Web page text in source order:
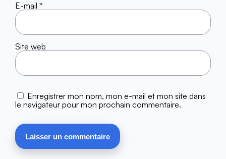
E-mail *
Site web
Enregistrer mon nom, mon e-mail et mon site dans
le navigateur pour mon prochain commentaire.